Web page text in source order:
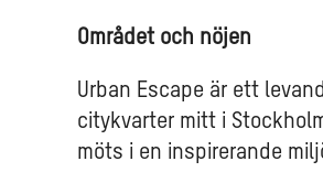
Området och nöjen
Urban Escape är ett
citykvarter mitt i
möts i en inspirerande